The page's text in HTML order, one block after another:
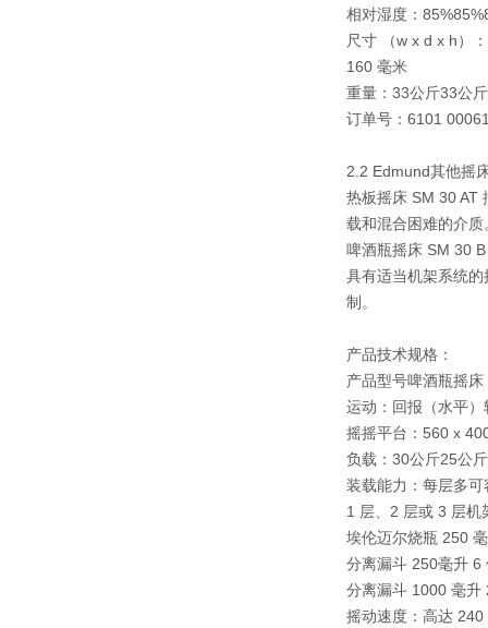
相对湿度： 85%85%
尺寸 （w x d x h）：
160 毫米
重量： 33公斤33公斤
订单号： 6101 000
2.2 Edmund其他摇
热板摇床 SM 30 AT
载和混合困难的介
啤酒瓶摇床 SM 30
具有适当机架系统
制。
产品技术规格：
产品型号啤酒瓶摇
运动： 回报（水平）
摇摇平台： 560 x
负载： 30公斤25公斤
装载能力： 每层多可
1 层、2 层或 3 层机
埃伦迈尔烧瓶 250
分离漏斗 250毫升 6
分离漏斗 1000 毫升
摇动速度： 高达 240